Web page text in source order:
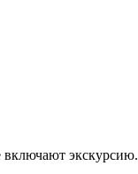
включают экскурсию.